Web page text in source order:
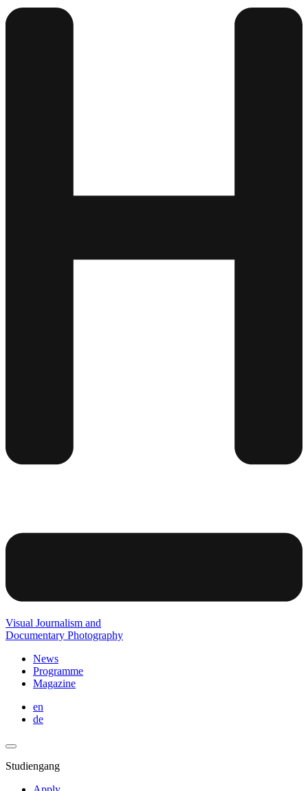
Visual Journalism and
Documentary Photography
News
Programme
Magazine
en
de
Studiengang